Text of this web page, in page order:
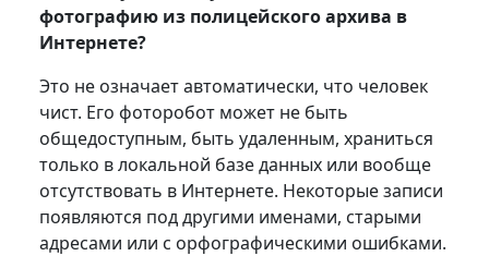
фотографию из полицейского архива в
Интернете?
Это не означает автоматически, что человек
чист. Его фоторобот может не быть
общедоступным, быть удаленным, храниться
только в локальной базе данных или вообще
отсутствовать в Интернете. Некоторые записи
появляются под другими именами, старыми
адресами или с орфографическими ошибками.